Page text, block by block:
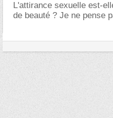
L'attirance sexuelle est-
de beauté ? Je ne pense